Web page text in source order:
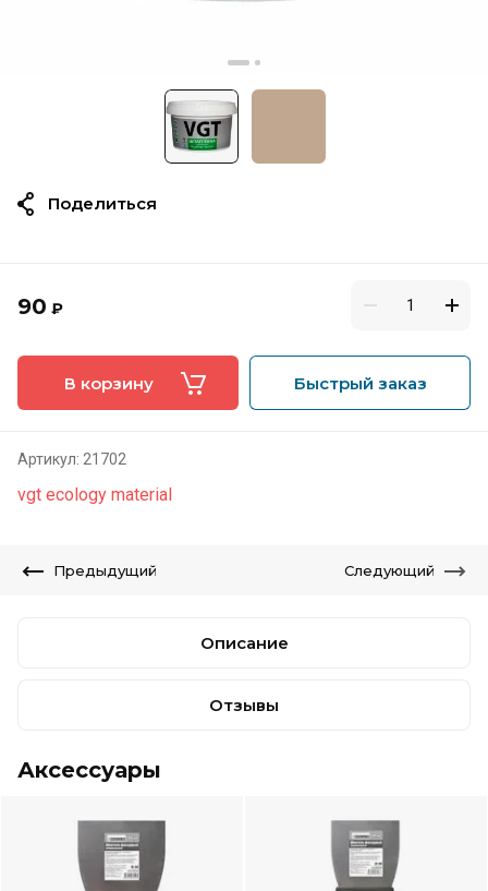
90 ₽
В корзину Быстрый заказ
Артикул: 21702
vgt ecology material
Поделиться
Предыдущий Следующий
Описание
Отзывы
Аксессуары